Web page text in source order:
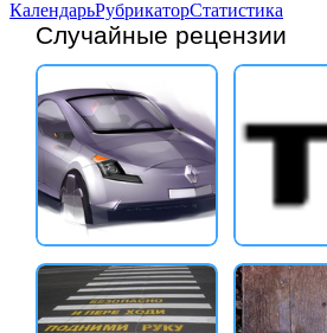
КалендарьРубрикаторСтатистика
Случайные рецензии